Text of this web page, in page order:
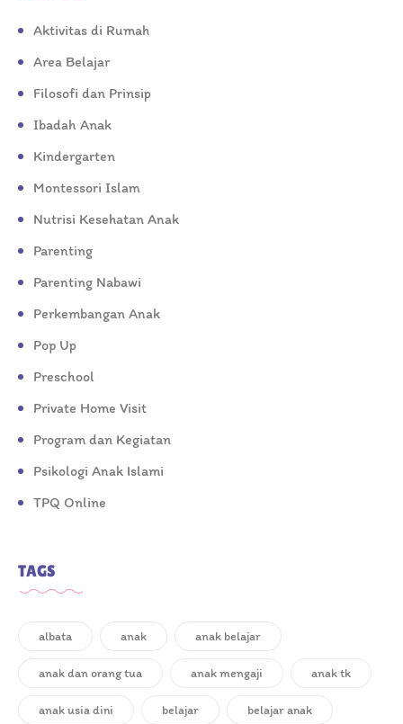
Aktivitas di Rumah
Area Belajar
Filosofi dan Prinsip
Ibadah Anak
Kindergarten
Montessori Islam
Nutrisi Kesehatan Anak
Parenting
Parenting Nabawi
Perkembangan Anak
Pop Up
Preschool
Private Home Visit
Program dan Kegiatan
Psikologi Anak Islami
TPQ Online
TAGS
albata anak anak belajar
anak dan orang tua anak mengaji anak tk
anak usia dini belajar belajar anak